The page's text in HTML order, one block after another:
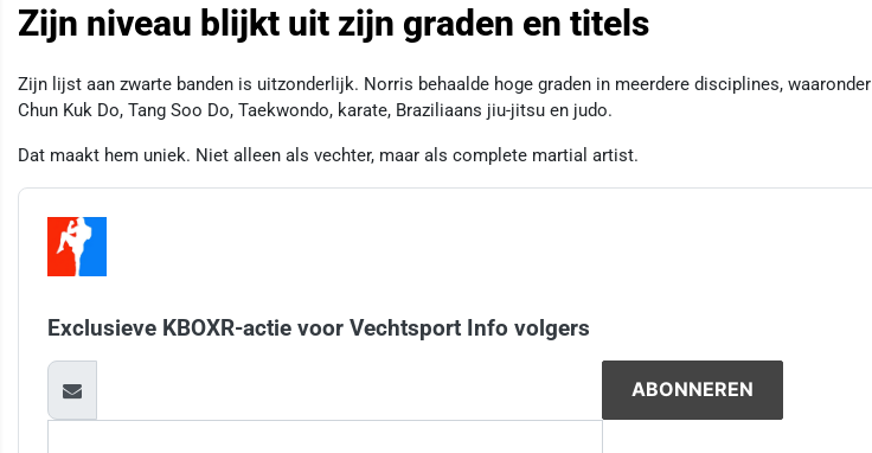
Zijn niveau blijkt uit zijn graden en titels
Zijn lijst aan zwarte banden is uitzonderlijk. Norris behaalde hoge graden in meerdere disciplines, waaronder
Chun Kuk Do, Tang Soo Do, Taekwondo, karate, Braziliaans jiu-jitsu en judo.
Dat maakt hem uniek. Niet alleen als vechter, maar als complete martial artist.
Exclusieve KBOXR-actie voor Vechtsport Info volgers